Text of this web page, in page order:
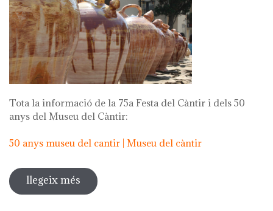
Tota la informació de la 75a Festa del Càntir i dels 50
anys del Museu del Càntir:
50 anys museu del cantir | Museu del càntir
llegeix més sobre 75a festa del càntir